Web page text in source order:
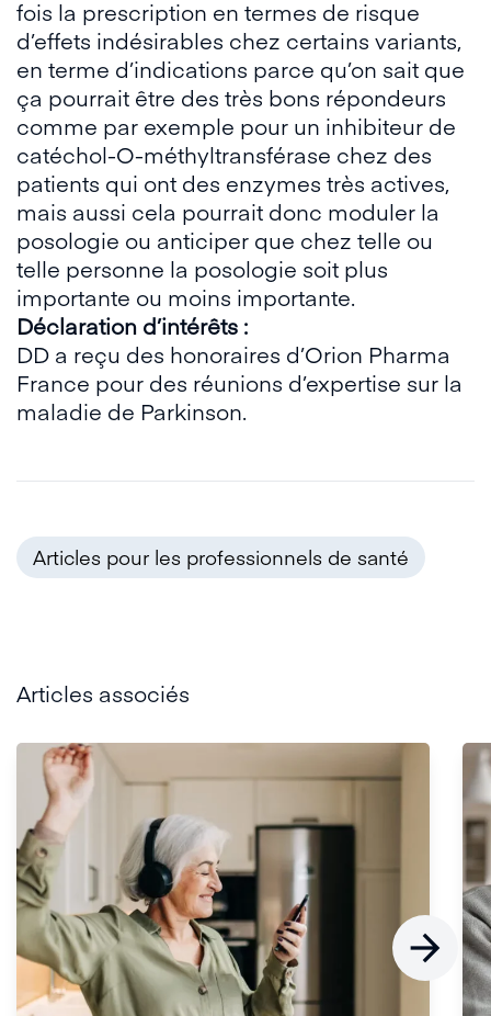
fois la prescription en termes de risque
d’effets indésirables chez certains variants,
en terme d’indications parce qu’on sait que
ça pourrait être des très bons répondeurs
comme par exemple pour un inhibiteur de
catéchol-O-méthyltransférase chez des
patients qui ont des enzymes très actives,
mais aussi cela pourrait donc moduler la
posologie ou anticiper que chez telle ou
telle personne la posologie soit plus
importante ou moins importante.
Déclaration d’intérêts :
DD a reçu des honoraires d’Orion Pharma
France pour des réunions d’expertise sur la
maladie de Parkinson.
Articles pour les professionnels de santé
Articles associés
